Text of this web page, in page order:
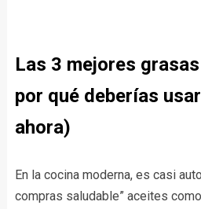
Las 3 mejores
por qué deberías
ahora)
En la cocina moderna, es casi
compras saludable” aceites